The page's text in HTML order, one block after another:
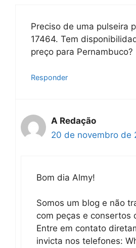
Preciso de uma pulseira
17464. Tem
preço para Pernambuco?
Responder
A Redação
20 de novembro de
Bom dia Almy!
Somos um blog e não
com peças e consertos
Entre em contato
invicta nos telefones: